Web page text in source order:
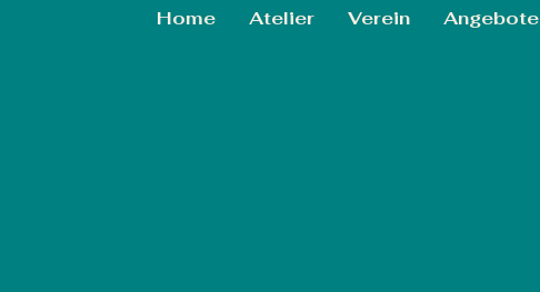
Home Atelier Verein Angebote